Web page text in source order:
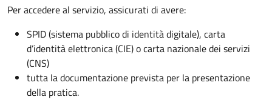
Per accedere al servizio, assicurati di avere:
SPID (sistema pubblico di identità digitale), carta
d’identità elettronica (CIE) o carta nazionale dei servizi
(CNS)
tutta la documentazione prevista per la presentazione
della pratica.